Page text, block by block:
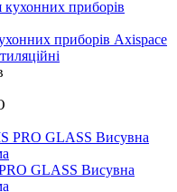
приборів Axispace
GLASS Висувна